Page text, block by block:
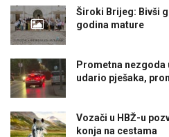
Široki Brijeg: Bivši
godina mature
Prometna nezgoda
udario pješaka,
Vozači u HBŽ-u
konja na cestama